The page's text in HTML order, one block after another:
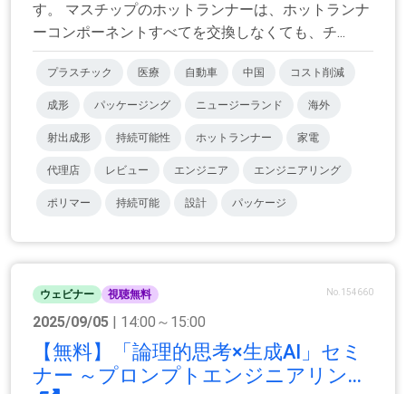
す。 マスチップのホットランナーは、ホットランナ
ーコンポーネントすべてを交換しなくても、チ...
プラスチック 医療 自動車 中国 コスト削減
成形 パッケージング ニュージーランド 海外
射出成形 持続可能性 ホットランナー 家電
代理店 レビュー エンジニア エンジニアリング
ポリマー 持続可能 設計 パッケージ
ウェビナー 視聴無料 No.154660
2025/09/05 | 14:00～15:00
【無料】「論理的思考×生成AI」セミ
ナー ～プロンプトエンジニアリン...